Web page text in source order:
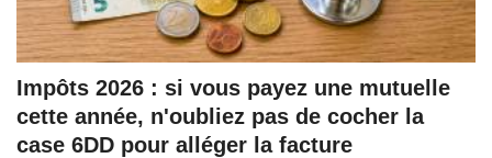
Impôts 2026 : si vous payez une mutuelle
cette année, n'oubliez pas de cocher la
case 6DD pour alléger la facture